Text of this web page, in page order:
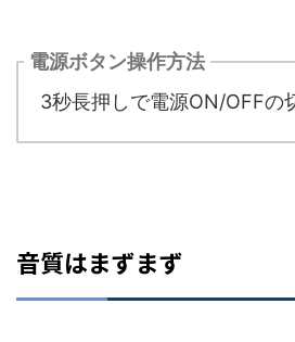
電源ボタン操作方法
3秒長押しで電源ON/OFFの
音質はまずまず